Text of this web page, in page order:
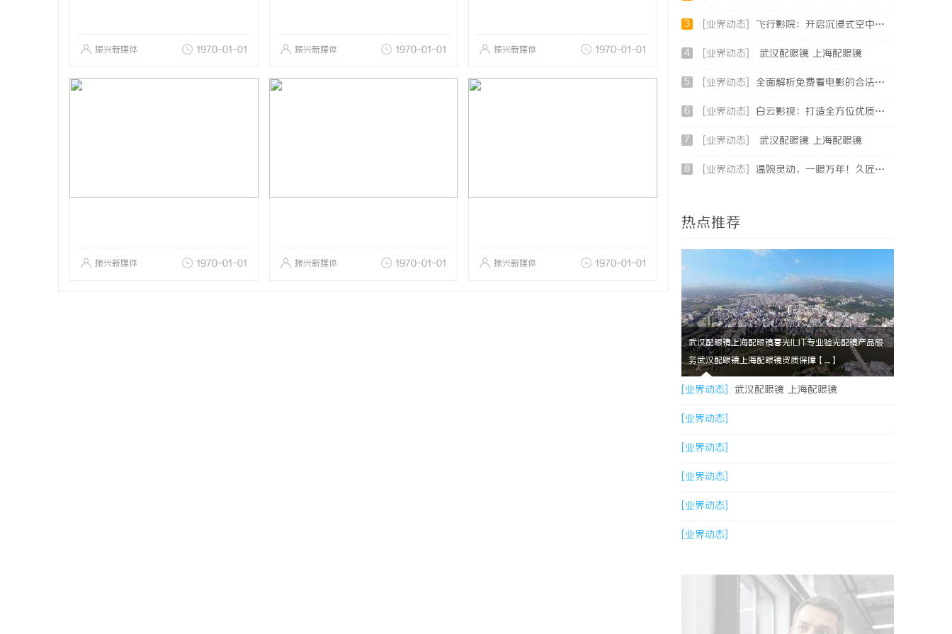
振兴新媒体 1970-01-01 振兴新媒体 1970-01-01 振兴新媒体 1970-01-01
振兴新媒体 1970-01-01 振兴新媒体 1970-01-01 振兴新媒体 1970-01-01
3 [业界动态] 飞行影院：开启沉浸式空中观影新体验的未来趋势
4 [业界动态] 武汉配眼镜 上海配眼镜
5 [业界动态] 全面解析免费看电影的合法途径与资源推荐
6 [业界动态] 白云影视：打造全方位优质影视内容生态体系的先锋力量
7 [业界动态] 武汉配眼镜 上海配眼镜
8 [业界动态] 温婉灵动，一眼万年！久匠量身定制的眉眼唇，才是你整张脸的点睛之笔！淡颜系女生的气质加分项
热点推荐
武汉配眼镜上海配眼镜暮光ILIT专业验光配镜产品服
务武汉配眼镜上海配眼镜资质保障【....】
[业界动态] 武汉配眼镜 上海配眼镜
[业界动态]
[业界动态]
[业界动态]
[业界动态]
[业界动态]